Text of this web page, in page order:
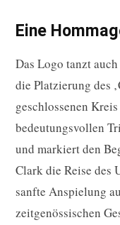
Eine
Das Logo tanzt
die Platzierung des
geschlossenen
bedeutungsvollen
und markiert den
Clark die Reise des
sanfte Anspielung
zeitgenössischen